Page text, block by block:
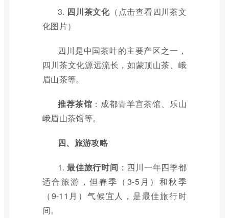
3. 四川茶文化（点击查看四川茶文
化图片）
四川是中国茶叶的主要产区之一，
四川茶文化源远流长，如蒙顶山茶、峨
眉山茶等。
推荐茶馆 ：成都青羊宫茶馆、乐山
峨眉山茶馆等。
四、旅游攻略
1.最佳旅行时间 ：四川一年四季都
适合旅游，但春季（3-5月）和秋季
（9-11月）气候宜人，是最佳旅行时
间。